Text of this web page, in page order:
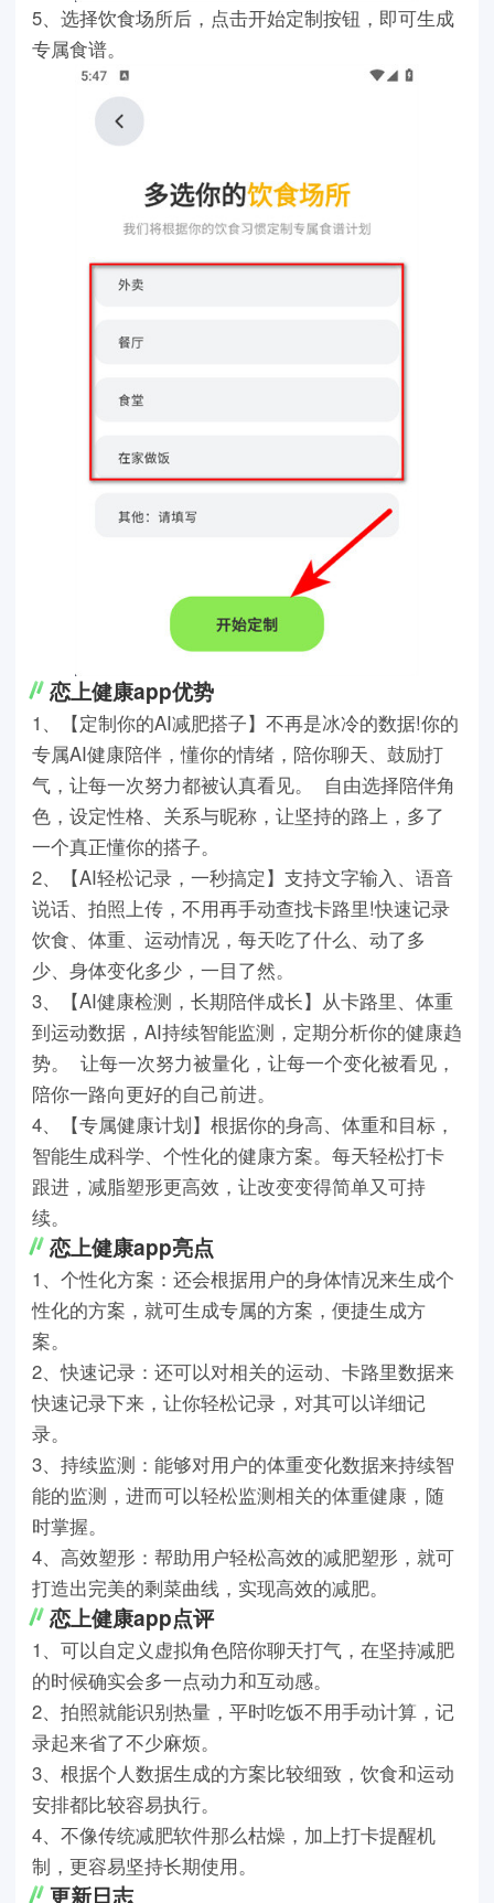
5、选择饮食场所后，点击开始定制按钮，即可生成
专属食谱。
恋上健康app优势
1、【定制你的AI减肥搭子】不再是冰冷的数据!你的
专属AI健康陪伴，懂你的情绪，陪你聊天、鼓励打
气，让每一次努力都被认真看见。 自由选择陪伴角
色，设定性格、关系与昵称，让坚持的路上，多了
一个真正懂你的搭子。
2、【AI轻松记录，一秒搞定】支持文字输入、语音
说话、拍照上传，不用再手动查找卡路里!快速记录
饮食、体重、运动情况，每天吃了什么、动了多
少、身体变化多少，一目了然。
3、【AI健康检测，长期陪伴成长】从卡路里、体重
到运动数据，AI持续智能监测，定期分析你的健康趋
势。 让每一次努力被量化，让每一个变化被看见，
陪你一路向更好的自己前进。
4、【专属健康计划】根据你的身高、体重和目标，
智能生成科学、个性化的健康方案。每天轻松打卡
跟进，减脂塑形更高效，让改变变得简单又可持
续。
恋上健康app亮点
1、个性化方案：还会根据用户的身体情况来生成个
性化的方案，就可生成专属的方案，便捷生成方
案。
2、快速记录：还可以对相关的运动、卡路里数据来
快速记录下来，让你轻松记录，对其可以详细记
录。
3、持续监测：能够对用户的体重变化数据来持续智
能的监测，进而可以轻松监测相关的体重健康，随
时掌握。
4、高效塑形：帮助用户轻松高效的减肥塑形，就可
打造出完美的剩菜曲线，实现高效的减肥。
恋上健康app点评
1、可以自定义虚拟角色陪你聊天打气，在坚持减肥
的时候确实会多一点动力和互动感。
2、拍照就能识别热量，平时吃饭不用手动计算，记
录起来省了不少麻烦。
3、根据个人数据生成的方案比较细致，饮食和运动
安排都比较容易执行。
4、不像传统减肥软件那么枯燥，加上打卡提醒机
制，更容易坚持长期使用。
更新日志